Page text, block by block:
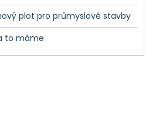
plot pro průmyslové stavby
to máme